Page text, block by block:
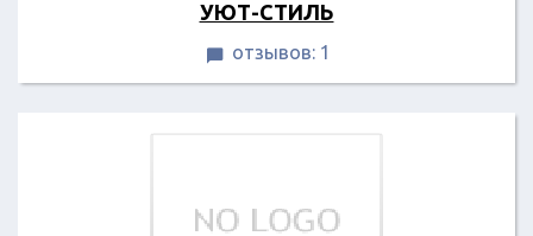
УЮТ-СТИЛЬ
 отзывов: 1